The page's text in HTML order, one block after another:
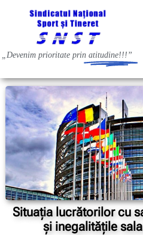
„Devenim prioritate prin atitudine!!!”
Situația lucrătorilor cu
și inegalitățile